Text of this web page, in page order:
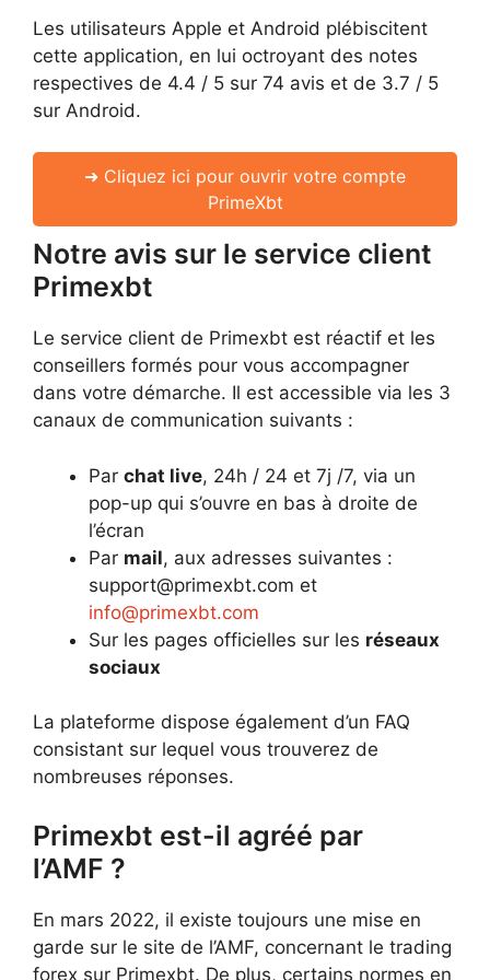
Les utilisateurs Apple et Android plébiscitent
cette application, en lui octroyant des notes
respectives de 4.4 / 5 sur 74 avis et de 3.7 / 5
sur Android.
➜ Cliquez ici pour ouvrir votre compte
PrimeXbt
Notre avis sur le service client
Primexbt
Le service client de Primexbt est réactif et les
conseillers formés pour vous accompagner
dans votre démarche. Il est accessible via les 3
canaux de communication suivants :
Par chat live, 24h / 24 et 7j /7, via un
pop-up qui s’ouvre en bas à droite de
l’écran
Par mail, aux adresses suivantes :
support@primexbt.com et
info@primexbt.com
Sur les pages officielles sur les réseaux
sociaux
La plateforme dispose également d’un FAQ
consistant sur lequel vous trouverez de
nombreuses réponses.
Primexbt est-il agréé par
l’AMF ?
En mars 2022, il existe toujours une mise en
garde sur le site de l’AMF, concernant le trading
forex sur Primexbt. De plus, certains normes en